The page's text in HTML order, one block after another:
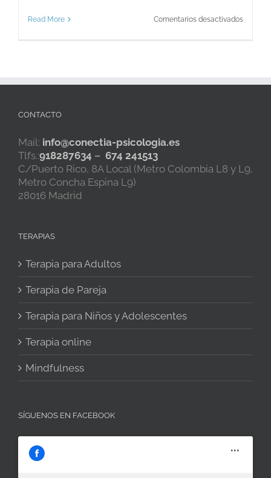
Read More Comentarios desactivadosen
CONTACTO
Mail: info@conectia-psicologia.es
Tlfs.:918287634 – 674 241513
C/Puerto Rico, 8A Local (Metro Colombia L8 y L9,
Metro Concha Espina L9)
28016 Madrid
TERAPIAS
Terapia para Adultos
Terapia de Pareja
Terapia para Niños y Adolescentes
Terapia online
Mindfulness
SÍGUENOS EN FACEBOOK